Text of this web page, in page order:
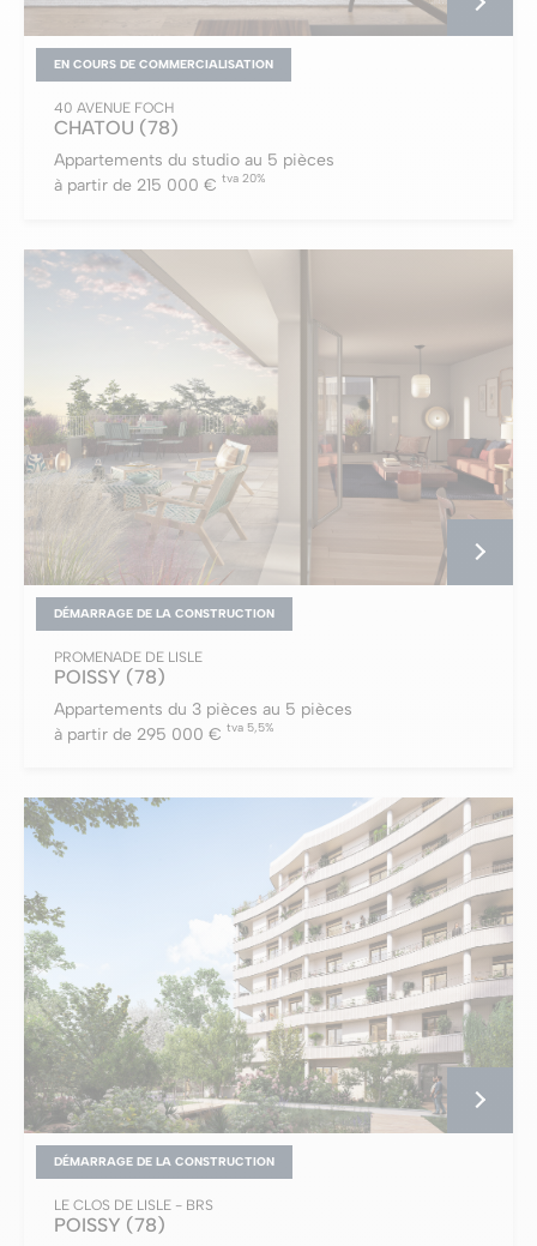
EN COURS DE COMMERCIALISATION
40 AVENUE FOCH
CHATOU (78)
Appartements du studio au 5 pièces
à partir de 215 000 € tva 20%
DÉMARRAGE DE LA CONSTRUCTION
PROMENADE DE LISLE
POISSY (78)
Appartements du 3 pièces au 5 pièces
à partir de 295 000 € tva 5,5%
DÉMARRAGE DE LA CONSTRUCTION
LE CLOS DE LISLE - BRS
POISSY (78)